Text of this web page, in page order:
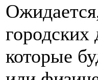
которые